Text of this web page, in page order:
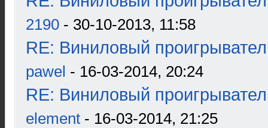
2190 - 30-10-2013, 11:58
RE: Виниловый
pawel - 16-03-2014, 20:24
RE: Виниловый
element - 16-03-2014, 21:25